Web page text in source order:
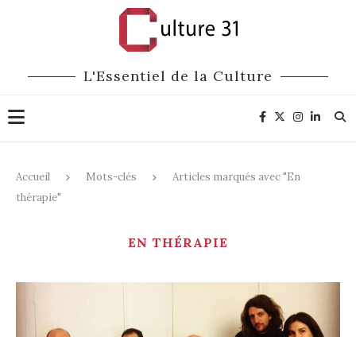
L'Essentiel de la Culture
Accueil Mots-clés
Articles marqués avec "En
thérapie"
EN THÉRAPIE